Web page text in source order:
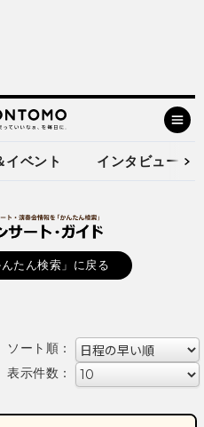
イベント インタビュー
たん検索」に戻る
ソート順：
表示件数：